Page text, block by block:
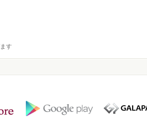
す